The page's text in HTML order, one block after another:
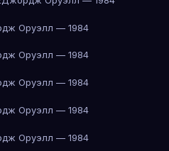
Оруэлл — 1984
Оруэлл — 1984
Оруэлл — 1984
Оруэлл — 1984
Оруэлл — 1984